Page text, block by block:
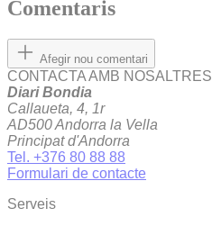
Comentaris
Afegir nou comentari
CONTACTA AMB NOSALTRES
Diari Bondia
Callaueta, 4, 1r
AD500 Andorra la Vella
Principat d'Andorra
Tel. +376 80 88 88
Formulari de contacte
Serveis